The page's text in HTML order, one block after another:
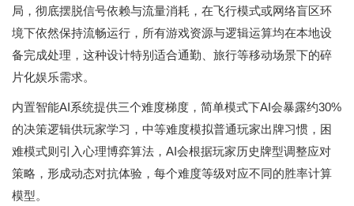
局，彻底摆脱信号依赖与流量消耗，在飞行模式或网络盲区环
境下依然保持流畅运行，所有游戏资源与逻辑运算均在本地设
备完成处理，这种设计特别适合通勤、旅行等移动场景下的碎
片化娱乐需求。
内置智能AI系统提供三个难度梯度，简单模式下AI会暴露约30%
的决策逻辑供玩家学习，中等难度模拟普通玩家出牌习惯，困
难模式则引入心理博弈算法，AI会根据玩家历史牌型调整应对
策略，形成动态对抗体验，每个难度等级对应不同的胜率计算
模型。